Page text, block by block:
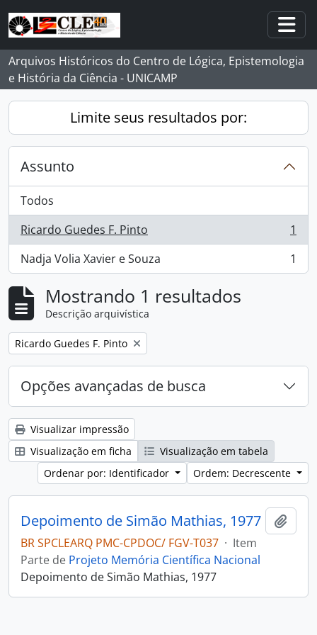
Skip to main content
Arquivos Históricos do Centro de Lógica, Epistemologia
e História da Ciência - UNICAMP
Limite seus resultados por:
Assunto
Todos
Ricardo Guedes F. Pinto
, 1 resultados
1
Nadja Volia Xavier e Souza
, 1 resultados 1
Mostrando 1 resultados
Descrição arquivística
Remover filtro:
Ricardo Guedes F. Pinto
Opções avançadas de busca
Visualizar impressão
Visualização em ficha
Visualização em tabela
Ordenar por: Identificador
Ordem: Decrescente
Depoimento de Simão Mathias, 1977
BR SPCLEARQ PMC-CPDOC/ FGV-T037 · Item
Parte de Projeto Memória Científica Nacional
Depoimento de Simão Mathias, 1977